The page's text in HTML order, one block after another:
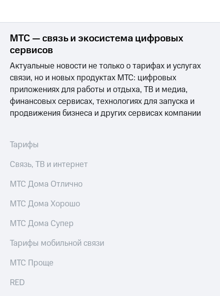
МТС — связь и экосистема цифровых
сервисов
Актуальные новости не только о тарифах и услугах
связи, но и новых продуктах МТС: цифровых
приложениях для работы и отдыха, ТВ и медиа,
финансовых сервисах, технологиях для запуска и
продвижения бизнеса и других сервисах компании
Тарифы
Связь, ТВ и интернет
МТС Дома Отлично
МТС Дома Хорошо
МТС Дома Супер
Тарифы мобильной связи
МТС Проще
RED